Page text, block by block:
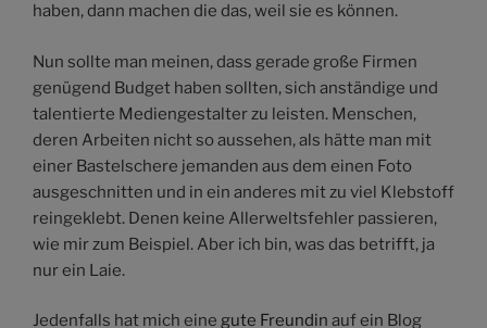
haben, dann machen die das, weil sie es können.
Nun sollte man meinen, dass gerade große Firmen
genügend Budget haben sollten, sich anständige und
talentierte Mediengestalter zu leisten. Menschen,
deren Arbeiten nicht so aussehen, als hätte man mit
einer Bastelschere jemanden aus dem einen Foto
ausgeschnitten und in ein anderes mit zu viel Klebstoff
reingeklebt. Denen keine Allerweltsfehler passieren,
wie mir zum Beispiel. Aber ich bin, was das betrifft, ja
nur ein Laie.
Jedenfalls hat mich eine gute Freundin auf ein Blog